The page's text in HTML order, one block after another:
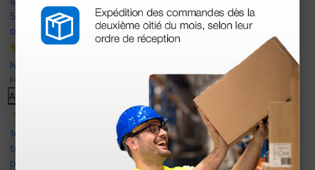
597
opiniones
Nuestras reseñas de 4 y 5 estrellas.
Haga clic aquí para leerlos todos >
Anterior
14 Jul 2026
todo correcto. podria señalar que un poco caro los portes y el
plazo de entrega se alarga.